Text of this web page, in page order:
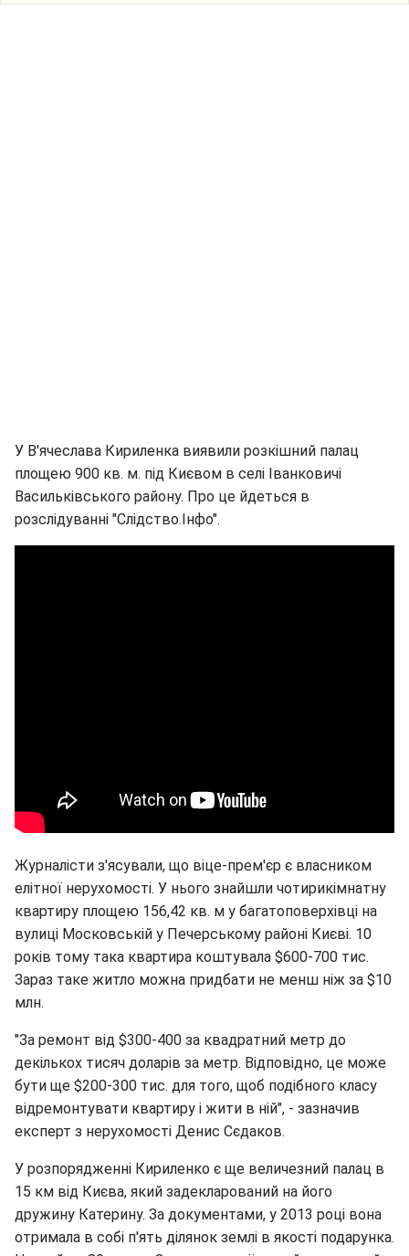
У В'ячеслава Кириленка виявили розкішний палац
площею 900 кв. м. під Києвом в селі Іванковичі
Васильківського району. Про це йдеться в
розслідуванні "Слідство.Інфо".
Журналісти з'ясували, що віце-прем'єр є власником
елітної нерухомості. У нього знайшли чотирикімнатну
квартиру площею 156,42 кв. м у багатоповерхівці на
вулиці Московській у Печерському районі Києві. 10
років тому така квартира коштувала $600-700 тис.
Зараз таке житло можна придбати не менш ніж за $10
млн.
"За ремонт від $300-400 за квадратний метр до
декількох тисяч доларів за метр. Відповідно, це може
бути ще $200-300 тис. для того, щоб подібного класу
відремонтувати квартиру і жити в ній", - зазначив
експерт з нерухомості Денис Сєдаков.
У розпорядженні Кириленко є ще величезний палац в
15 км від Києва, який задекларований на його
дружину Катерину. За документами, у 2013 році вона
отримала в собі п'ять ділянок землі в якості подарунка.